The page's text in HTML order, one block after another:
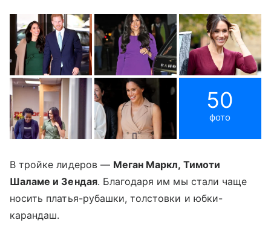
50
фото
В тройке лидеров — Меган Маркл, Тимоти
Шаламе и Зендая. Благодаря им мы стали чаще
носить платья-рубашки, толстовки и юбки-
карандаш.